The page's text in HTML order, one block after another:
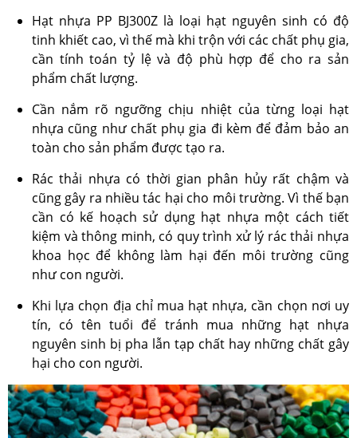
Hạt nhựa PP BJ300Z là loại hạt nguyên sinh có độ
tinh khiết cao, vì thế mà khi trộn với các chất phụ gia,
cần tính toán tỷ lệ và độ phù hợp để cho ra sản
phẩm chất lượng.
Cần nắm rõ ngưỡng chịu nhiệt của từng loại hạt
nhựa cũng như chất phụ gia đi kèm để đảm bảo an
toàn cho sản phẩm được tạo ra.
Rác thải nhựa có thời gian phân hủy rất chậm và
cũng gây ra nhiều tác hại cho môi trường. Vì thế bạn
cần có kế hoạch sử dụng hạt nhựa một cách tiết
kiệm và thông minh, có quy trình xử lý rác thải nhựa
khoa học để không làm hại đến môi trường cũng
như con người.
Khi lựa chọn địa chỉ mua hạt nhựa, cần chọn nơi uy
tín, có tên tuổi để tránh mua những hạt nhựa
nguyên sinh bị pha lẫn tạp chất hay những chất gây
hại cho con người.